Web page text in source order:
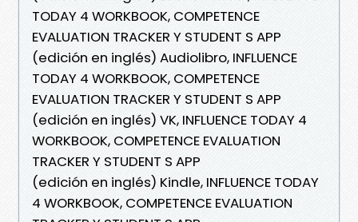
TODAY 4 WORKBOOK, COMPETENCE
EVALUATION TRACKER Y STUDENT S APP
(edición en inglés) Audiolibro, INFLUENCE
TODAY 4 WORKBOOK, COMPETENCE
EVALUATION TRACKER Y STUDENT S APP
(edición en inglés) VK, INFLUENCE TODAY 4
WORKBOOK, COMPETENCE EVALUATION
TRACKER Y STUDENT S APP
(edición en inglés) Kindle, INFLUENCE TODAY
4 WORKBOOK, COMPETENCE EVALUATION